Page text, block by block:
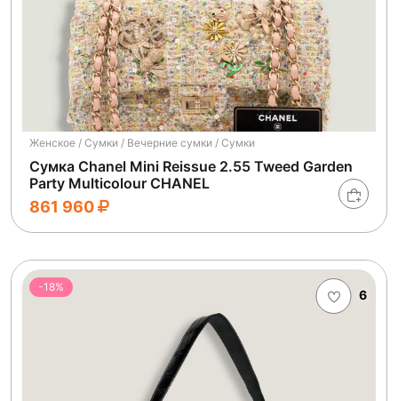
Женское / Сумки / Вечерние сумки / Сумки
Сумка Chanel Mini Reissue 2.55 Tweed Garden
Party Multicolour CHANEL
861 960
6
-18%